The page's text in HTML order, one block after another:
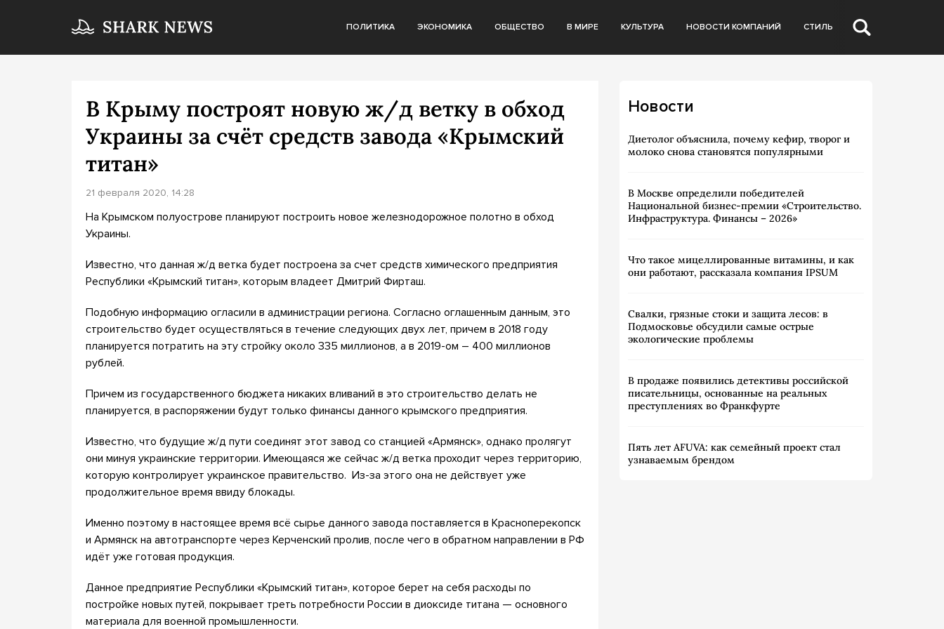
ПОЛИТИКА ЭКОНОМИКА ОБЩЕСТВО В МИРЕ КУЛЬТУРА НОВОСТИ КОМПАНИЙ СТИЛЬ
В Крыму построят новую ж/д ветку в обход
Украины за счёт средств завода «Крымский
титан»
21 февраля 2020, 14:28
На Крымском полуострове планируют построить новое железнодорожное полотно в обход
Украины.
Известно, что данная ж/д ветка будет построена за счет средств химического предприятия
Республики «Крымский титан», которым владеет Дмитрий Фирташ.
Подобную информацию огласили в администрации региона. Согласно оглашенным данным, это
строительство будет осуществляться в течение следующих двух лет, причем в 2018 году
планируется потратить на эту стройку около 335 миллионов, а в 2019-ом – 400 миллионов
рублей.
Причем из государственного бюджета никаких вливаний в это строительство делать не
планируется, в распоряжении будут только финансы данного крымского предприятия.
Известно, что будущие ж/д пути соединят этот завод со станцией «Армянск», однако пролягут
они минуя украинские территории. Имеющаяся же сейчас ж/д ветка проходит через территорию,
которую контролирует украинское правительство. Из-за этого она не действует уже
продолжительное время ввиду блокады.
Именно поэтому в настоящее время всё сырье данного завода поставляется в Красноперекопск
и Армянск на автотранспорте через Керченский пролив, после чего в обратном направлении в РФ
идёт уже готовая продукция.
Данное предприятие Республики «Крымский титан», которое берет на себя расходы по
постройке новых путей, покрывает треть потребности России в диоксиде титана — основного
материала для военной промышленности.
Новости
Диетолог объяснила, почему кефир, творог и
молоко снова становятся популярными
В Москве определили победителей
Национальной бизнес-премии «Строительство.
Инфраструктура. Финансы – 2026»
Что такое мицеллированные витамины, и как
они работают, рассказала компания IPSUM
Свалки, грязные стоки и защита лесов: в
Подмосковье обсудили самые острые
экологические проблемы
В продаже появились детективы российской
писательницы, основанные на реальных
преступлениях во Франкфурте
Пять лет AFUVA: как семейный проект стал
узнаваемым брендом